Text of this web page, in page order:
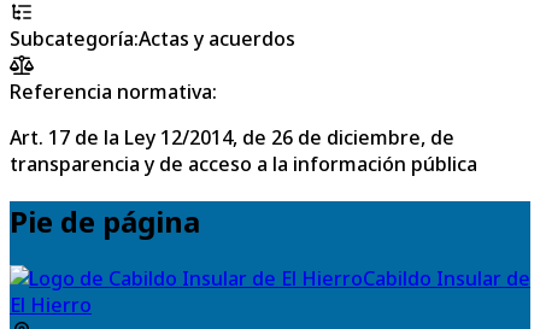
Subcategoría:Actas y acuerdos
Referencia normativa:
Art. 17 de la Ley 12/2014, de 26 de diciembre, de
transparencia y de acceso a la información pública
Pie de página
Cabildo Insular de
El Hierro